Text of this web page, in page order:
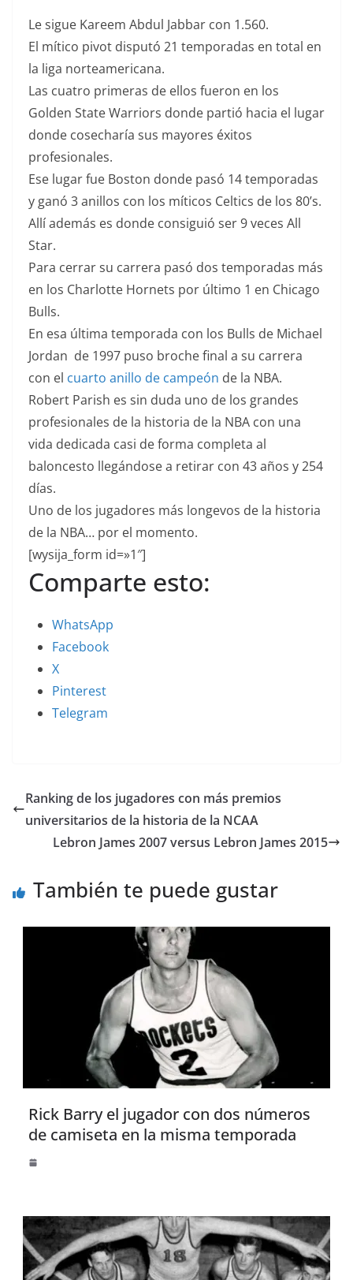
Le sigue Kareem Abdul Jabbar con 1.560.
El mítico pivot disputó 21 temporadas en total en
la liga norteamericana.
Las cuatro primeras de ellos fueron en los
Golden State Warriors donde partió hacia el lugar
donde cosecharía sus mayores éxitos
profesionales.
Ese lugar fue Boston donde pasó 14 temporadas
y ganó 3 anillos con los míticos Celtics de los 80’s.
Allí además es donde consiguió ser 9 veces All
Star.
Para cerrar su carrera pasó dos temporadas más
en los Charlotte Hornets por último 1 en Chicago
Bulls.
En esa última temporada con los Bulls de Michael
Jordan de 1997 puso broche final a su carrera
con el cuarto anillo de campeón de la NBA.
Robert Parish es sin duda uno de los grandes
profesionales de la historia de la NBA con una
vida dedicada casi de forma completa al
baloncesto llegándose a retirar con 43 años y 254
días.
Uno de los jugadores más longevos de la historia
de la NBA… por el momento.
[wysija_form id=»1″]
Comparte esto:
WhatsApp
Facebook
X
Pinterest
Telegram
Ranking de los jugadores con más premios
universitarios de la historia de la NCAA
Lebron James 2007 versus Lebron James 2015
También te puede gustar
Rick Barry el jugador con dos números
de camiseta en la misma temporada